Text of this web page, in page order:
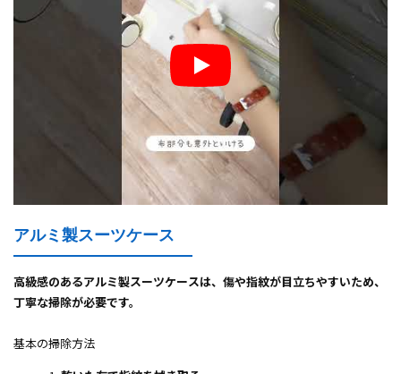
アルミ製スーツケース
高級感のあるアルミ製スーツケースは、傷や指紋が目立ちやすいため、
丁寧な掃除が必要です。
基本の掃除方法